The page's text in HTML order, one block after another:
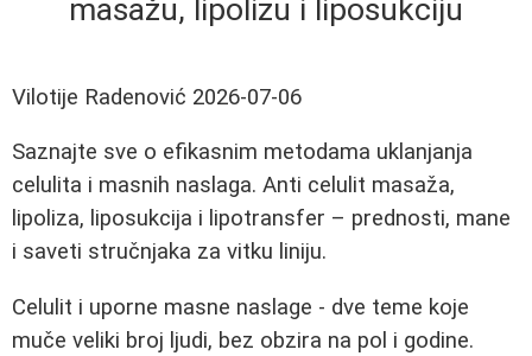
masažu, lipolizu i liposukciju
Vilotije Radenović 2026-07-06
Saznajte sve o efikasnim metodama uklanjanja
celulita i masnih naslaga. Anti celulit masaža,
lipoliza, liposukcija i lipotransfer – prednosti, mane
i saveti stručnjaka za vitku liniju.
Celulit i uporne masne naslage - dve teme koje
muče veliki broj ljudi, bez obzira na pol i godine.